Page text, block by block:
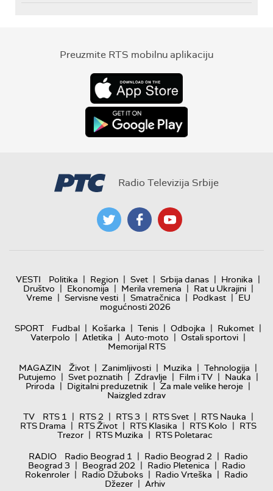
Preuzmite RTS mobilnu aplikaciju
Radio Televizija Srbije
VESTI Politika | Region | Svet | Srbija danas | Hronika |
Društvo | Ekonomija | Merila vremena | Rat u Ukrajini |
Vreme | Servisne vesti | Smatračnica | Podkast | EU
mogućnosti 2026
SPORT
Fudbal | Košarka | Tenis | Odbojka | Rukomet |
Vaterpolo | Atletika | Auto-moto | Ostali sportovi |
Memorijal RTS
MAGAZIN
Život | Zanimljivosti | Muzika | Tehnologija |
Putujemo | Svet poznatih | Zdravlje | Film i TV | Nauka |
Priroda | Digitalni preduzetnik | Za male velike heroje |
Naizgled zdrav
TV
RTS 1 | RTS 2 | RTS 3 | RTS Svet | RTS Nauka |
RTS Drama | RTS Život | RTS Klasika | RTS Kolo | RTS
Trezor | RTS Muzika | RTS Poletarac
RADIO
Radio Beograd 1 | Radio Beograd 2 | Radio
Beograd 3 | Beograd 202 | Radio Pletenica | Radio
Rokenroler | Radio Džuboks | Radio Vrteška | Radio
Džezer | Arhiv